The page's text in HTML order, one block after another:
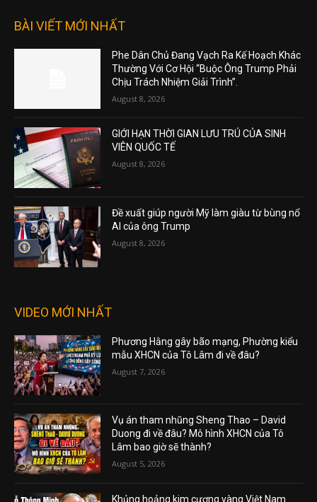
BÀI VIẾT MỚI NHẤT
Phe Dân Chủ Đang Vạch Ra Kế Hoạch Khác
Thường Với Cơ Hội “Buộc Ông Trump Phải
Chịu Trách Nhiệm Giải Trình”.
August 8, 2026
GIỚI HẠN THỜI GIAN LƯU TRÚ CỦA SINH
VIÊN QUỐC TẾ
August 8, 2026
Đề xuất giúp người Mỹ làm giàu từ bùng nổ
AI của ông Trump
August 8, 2026
VIDEO MỚI NHẤT
Phương Hằng gây bão mạng, Phường kiểu
mẫu XHCN của Tô Lâm đi về đâu?
August 7, 2026
Vụ án tham nhũng Sheng Thao – David
Duong đi về đâu? Mô hình XHCN của Tô
Lâm bao giờ sẽ thành?
August 5, 2026
Khủng hoảng kim cương vàng Việt Nam